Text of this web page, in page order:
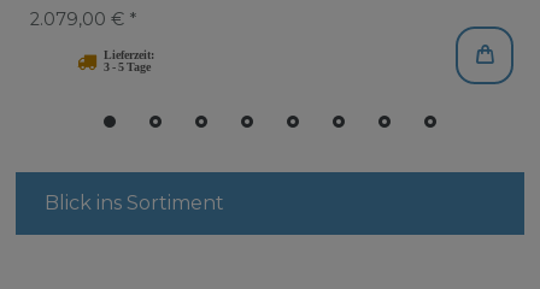
2.079,00 € *
Blick ins Sortiment